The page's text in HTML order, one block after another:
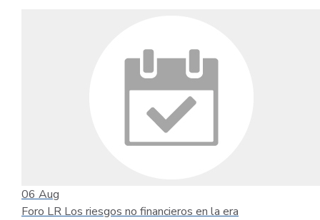
06 Aug
Foro LR Los riesgos no financieros en la era